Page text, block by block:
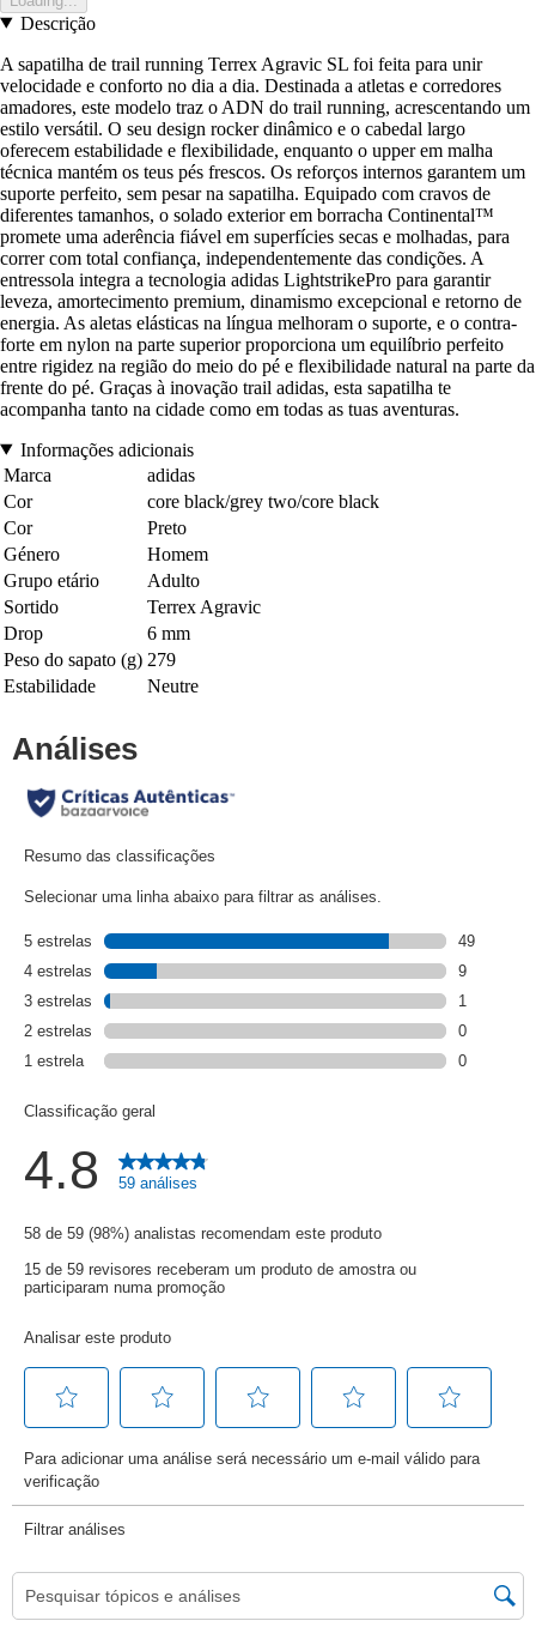
Descrição
A sapatilha de trail running Terrex Agravic SL foi feita para unir
velocidade e conforto no dia a dia. Destinada a atletas e corredores
amadores, este modelo traz o ADN do trail running, acrescentando um
estilo versátil. O seu design rocker dinâmico e o cabedal largo
oferecem estabilidade e flexibilidade, enquanto o upper em malha
técnica mantém os teus pés frescos. Os reforços internos garantem um
suporte perfeito, sem pesar na sapatilha. Equipado com cravos de
diferentes tamanhos, o solado exterior em borracha Continental™
promete uma aderência fiável em superfícies secas e molhadas, para
correr com total confiança, independentemente das condições. A
entressola integra a tecnologia adidas LightstrikePro para garantir
leveza, amortecimento premium, dinamismo excepcional e retorno de
energia. As aletas elásticas na língua melhoram o suporte, e o contra-
forte em nylon na parte superior proporciona um equilíbrio perfeito
entre rigidez na região do meio do pé e flexibilidade natural na parte da
frente do pé. Graças à inovação trail adidas, esta sapatilha te
acompanha tanto na cidade como em todas as tuas aventuras.
Informações adicionais
Marca
adidas
Cor
core black/grey two/core black
Cor
Preto
Género
Homem
Grupo etário
Adulto
Sortido
Terrex Agravic
Drop
6 mm
Peso do sapato (g) 279
Estabilidade
Neutre